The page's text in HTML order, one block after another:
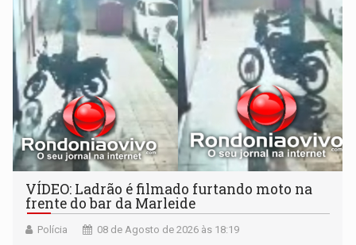
VÍDEO: Ladrão é filmado furtando moto na
frente do bar da Marleide
Polícia 08 de Agosto de 2026 às 18:19